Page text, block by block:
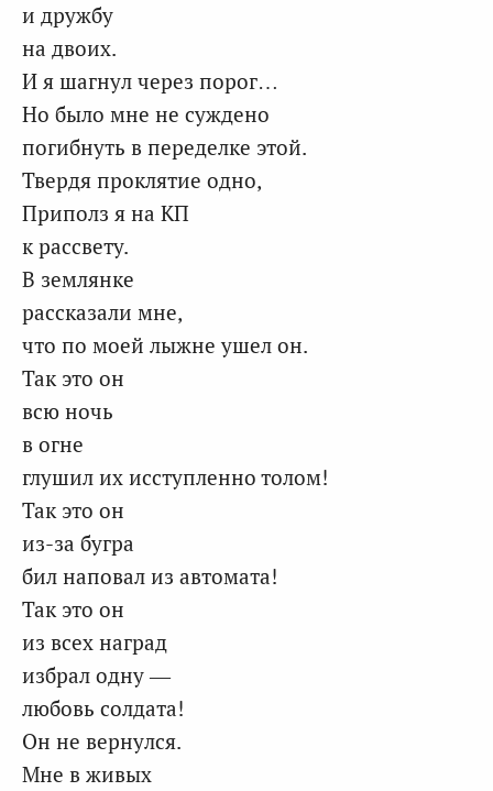
и дружбу
на двоих.
И я шагнул через порог…
Но было мне не суждено
погибнуть в переделке этой.
Твердя проклятие одно,
Приполз я на КП
к рассвету.
В землянке
рассказали мне,
что по моей лыжне ушел он.
Так это он
всю ночь
в огне
глушил их исступленно толом!
Так это он
из-за бугра
бил наповал из автомата!
Так это он
из всех наград
избрал одну —
любовь солдата!
Он не вернулся.
Мне в живых